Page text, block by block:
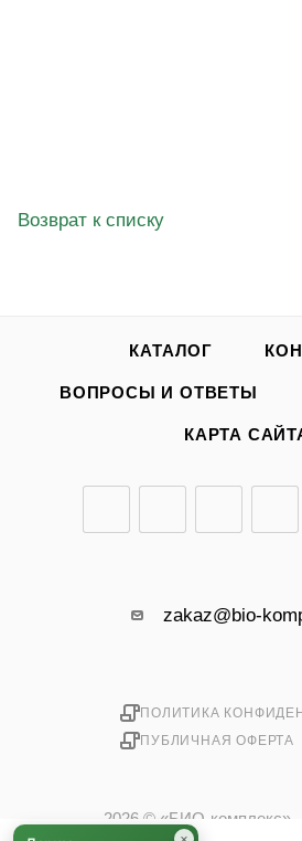
Возврат к списку
КАТАЛОГ
ВОПРОСЫ И ОТВЕТЫ
КАРТА
zakaz@bio-
ПОЛИТИКА
ПУБЛИЧНАЯ ОФЕРТА
2026 © «БИО-